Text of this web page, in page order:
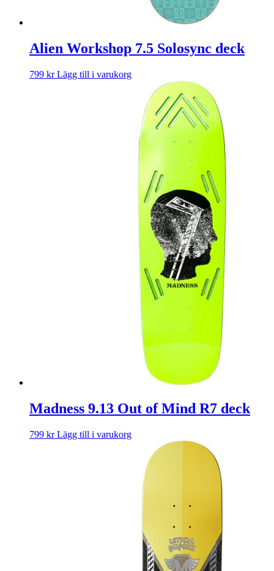
Alien Workshop 7.5 Solosync deck
799 kr Lägg till i varukorg
Madness 9.13 Out of Mind R7 deck
799 kr Lägg till i varukorg